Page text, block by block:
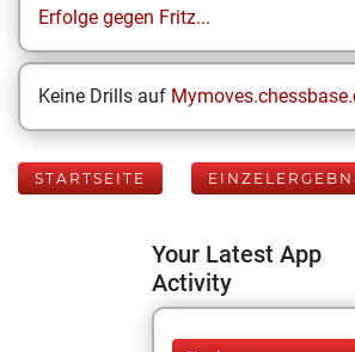
Erfolge gegen Fritz...
Keine Drills auf
STARTSEITE
Your Latest App
Activity